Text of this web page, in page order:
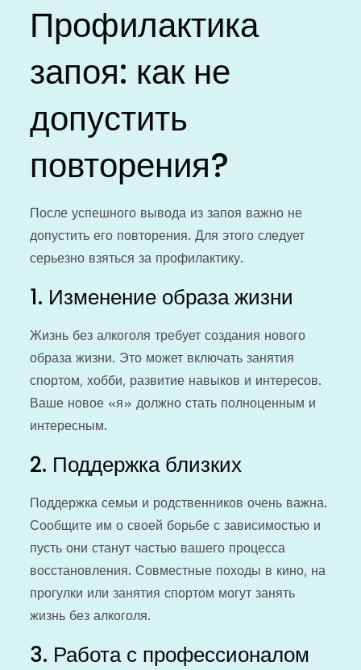
Профилактика
запоя: как не
допустить
повторения?
После успешного вывода из запоя важно не
допустить его повторения. Для этого следует
серьезно взяться за профилактику.
1. Изменение образа жизни
Жизнь без алкоголя требует создания нового
образа жизни. Это может включать занятия
спортом, хобби, развитие навыков и интересов.
Ваше новое «я» должно стать полноценным и
интересным.
2. Поддержка близких
Поддержка семьи и родственников очень важна.
Сообщите им о своей борьбе с зависимостью и
пусть они станут частью вашего процесса
восстановления. Совместные походы в кино, на
прогулки или занятия спортом могут занять
жизнь без алкоголя.
3. Работа с профессионалом